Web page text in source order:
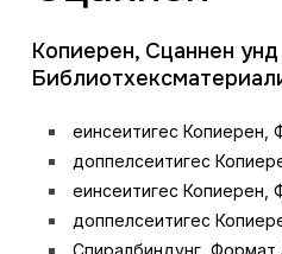
Копиерен, Сцаннен
еинсеитигес
доппелсеитигес
еинсеитигес
доппелсеитигес
Спиралбиндунг,